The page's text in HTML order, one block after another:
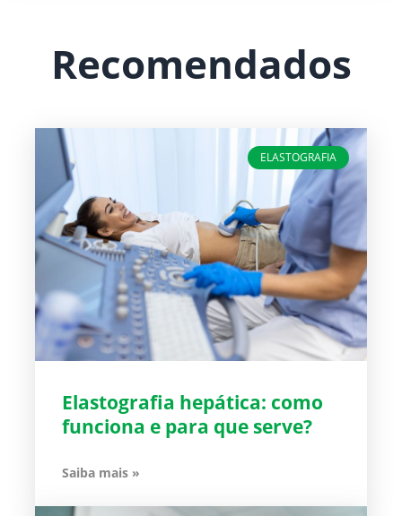
Recomendados
ELASTOGRAFIA
Elastografia hepática: como
funciona e para que serve?
Saiba mais »